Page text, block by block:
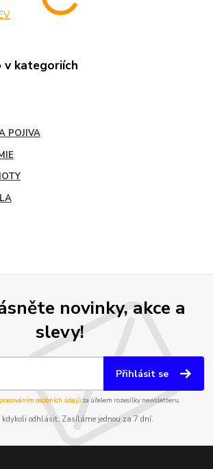
v kategoriích
POJIVA
novinky, akce a
slevy!
Přihlásit se
osobních údajůza účelem rozesílky newsletteru.
kdykoli odhlásit. Zasíláme jednou za 7 dní.